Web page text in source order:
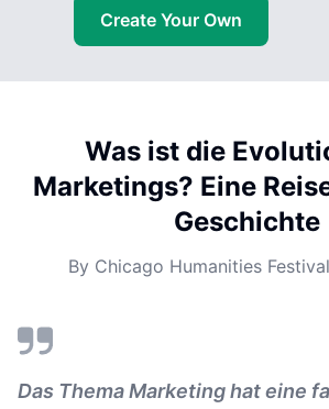
Create Your Own
Was ist die
Marketings? Eine
Geschichte
By Chicago Humanities Festival
Das Thema Marketing hat eine